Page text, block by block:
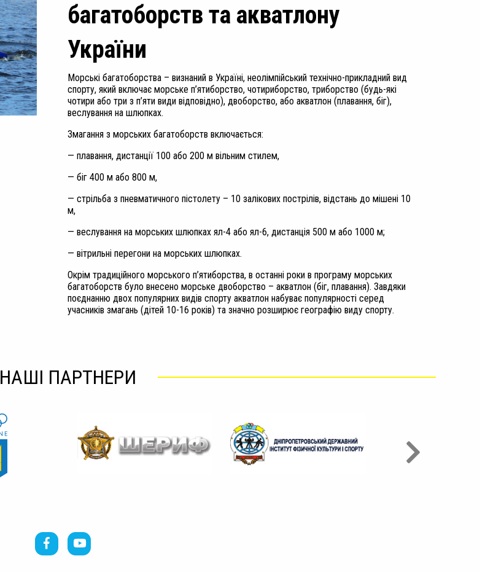
багатоборств та акватлону
України
Морські багатоборства – визнаний в Україні, неолімпійський технічно-прикладний вид
спорту, який включає морське п’ятиборство, чотириборство, триборство (будь-які
чотири або три з п’яти види відповідно), двоборство, або акватлон (плавання, біг),
веслування на шлюпках.
Змагання з морських багатоборств включається:
— плавання, дистанції 100 або 200 м вільним стилем,
— біг 400 м або 800 м,
— стрільба з пневматичного пістолету – 10 залікових пострілів, відстань до мішені 10
м,
— веслування на морських шлюпках ял-4 або ял-6, дистанція 500 м або 1000 м;
— вітрильні перегони на морських шлюпках.
Окрім традиційного морського п’ятиборства, в останні роки в програму морських
багатоборств було внесено морське двоборство – акватлон (біг, плавання). Завдяки
поєднанню двох популярних видів спорту акватлон набуває популярності серед
учасників змагань (дітей 10-16 років) та значно розширює географію виду спорту.
НАШІ ПАРТНЕРИ